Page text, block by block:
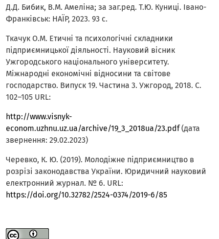
Д.Д. Бибик, В.М. Амеліна; за заг.ред. Т.Ю. Куниці. Івано-
Франківськ: НАЇР, 2023. 93 с.
Ткачук О.М. Етичні та психологічні складники
підприємницької діяльності. Науковий вісник
Ужгородського національного університету.
Міжнародні економічні відносини та світове
господарство. Випуск 19. Частина 3. Ужгород, 2018. С.
102–105 URL:
http://www.visnyk-
econom.uzhnu.uz.ua/archive/19_3_2018ua/23.pdf(дата
звернення: 29.02.2023)
Черевко, К. Ю. (2019). Молодіжне підприємництво в
розрізі законодавства України. Юридичний науковий
електронний журнал. № 6. URL:
https://doi.org/10.32782/2524-0374/2019-6/85